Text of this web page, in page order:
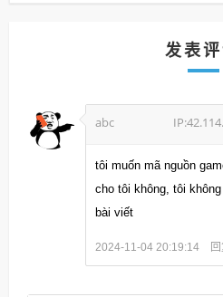
发表
abc
tôi muốn mã nguồn
cho tôi không, tôi
bài viết
2024-11-04 20:19:14